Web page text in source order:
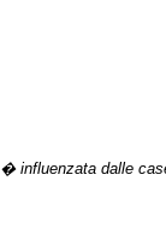
influenzata dalle